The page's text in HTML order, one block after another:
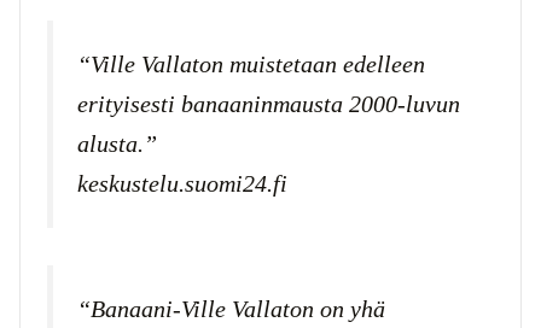
“Ville Vallaton muistetaan edelleen
erityisesti banaaninmausta 2000-luvun
alusta.”
keskustelu.suomi24.fi
“Banaani-Ville Vallaton on yhä